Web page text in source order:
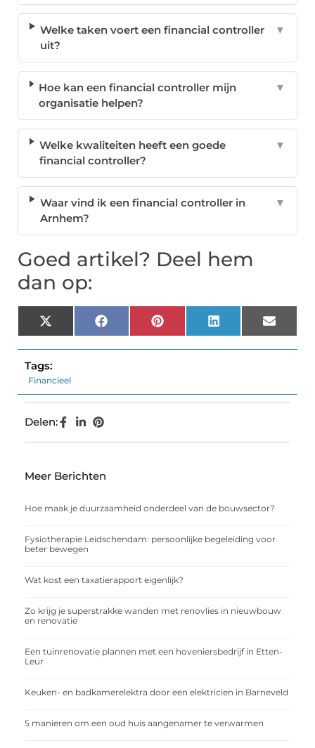
Welke taken voert een financial controller
uit?
▼
Hoe kan een financial controller mijn
organisatie helpen?
▼
Welke kwaliteiten heeft een goede
financial controller?
▼
Waar vind ik een financial controller in
Arnhem?
▼
Goed artikel? Deel hem
dan op:
X
(Twitter)
FacebookPinterest LinkedIn Email
Tags:
Financieel
Delen:
Meer Berichten
Hoe maak je duurzaamheid onderdeel van de bouwsector?
Fysiotherapie Leidschendam: persoonlijke begeleiding voor
beter bewegen
Wat kost een taxatierapport eigenlijk?
Zo krijg je superstrakke wanden met renovlies in nieuwbouw
en renovatie
Een tuinrenovatie plannen met een hoveniersbedrijf in Etten-
Leur
Keuken- en badkamerelektra door een elektricien in Barneveld
5 manieren om een oud huis aangenamer te verwarmen